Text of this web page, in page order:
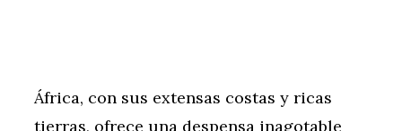
África, con sus extensas costas y ricas
tierras, ofrece una despensa inagotable